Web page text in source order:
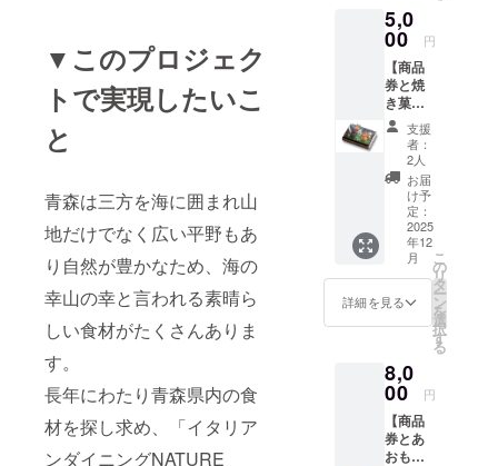
▼このプロジェク
トで実現したいこ
と
青森は三方を海に囲まれ山
地だけでなく広い平野もあ
り自然が豊かなため、海の
幸山の幸と言われる素晴ら
しい食材がたくさんありま
す。
長年にわたり青森県内の食
材を探し求め、「イタリア
ンダイニングNATURE
5,0
00 円
【商品
券と焼
き菓子
のセッ
ト】
『商品
券』
1000円
（1000
円×1
枚） ・
イタリ
アンダ
イニン
グ
E
CAFE（
ラン
チ・
ディ
ナー）
支援
者：
2人
お届
け予
定：
2025
年12
月
詳細を見る
こ
の
リ
タ
ー
ン
を
選
択
す
る
8,0
00 円
【商品
券とあ
おもり